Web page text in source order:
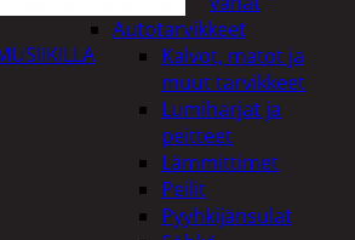
Autotarvikkeet
Kalvot, matot ja
muut tarvikkeet
Lumiharjat ja
peitteet
Lämmittimet
Peilit
Pyyhkijänsulat